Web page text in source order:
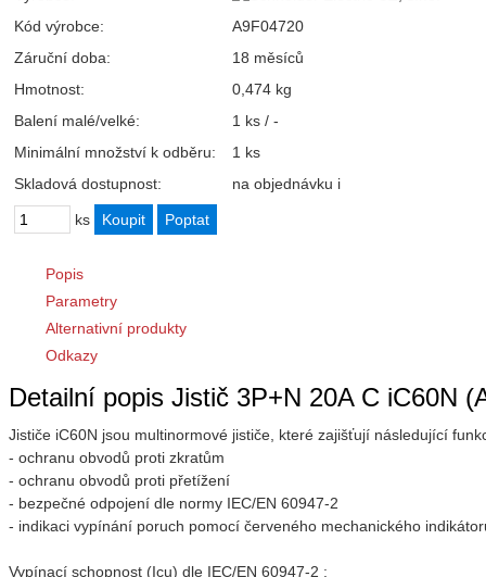
Kód výrobce:
A9F04720
Záruční doba:
18 měsíců
Hmotnost:
0,474 kg
Balení malé/velké:
1 ks / -
Minimální množství k odběru:
1 ks
Skladová dostupnost:
na objednávku i
ks
Popis
Parametry
Alternativní produkty
Odkazy
Detailní popis Jistič 3P+N 20A C iC60N
Jističe iC60N jsou multinormové jističe, které zajišťují následující
- ochranu obvodů proti zkratům
- ochranu obvodů proti přetížení
- bezpečné odpojení dle normy IEC/EN 60947-2
- indikaci vypínání poruch pomocí červeného mechanického
Vypínací schopnost (Icu) dle IEC/EN 60947-2 :